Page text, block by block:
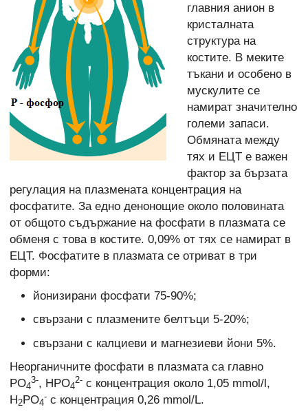
главния анион в
кристалната
структура на
костите. В меките
тъкани и особено в
мускулите се
намират значително
големи запаси.
Обмяната между
тях и ЕЦТ е важен
фактор за бързата
регулация на плазмената концентрация на
фосфатите. За едно денонощие около половината
от общото съдържание на фосфати в плазмата се
обменя с това в костите. 0,09% от тях се намират в
ЕЦТ. Фосфатите в плазмата се отриват в три
форми:
йонизирани фосфати 75-90%;
свързани с плазмените белтъци 5-20%;
свързани с калциеви и магнезиеви йони 5%.
Неорганичните фосфати в плазмата са главно
PO4
3-, HPO4
2- с концентрация около 1,05 mmol/l,
H2PO4
- с концентрация 0,26 mmol/L.